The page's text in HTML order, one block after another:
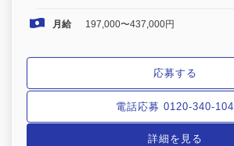
月給 197,000〜437,000円
応募する
電話応募 0120-340-104
詳細を見る